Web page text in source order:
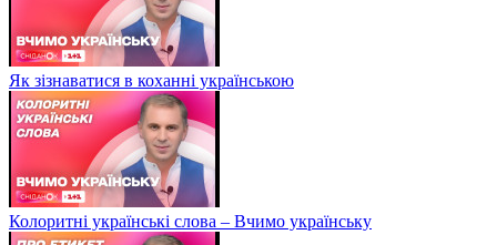
Як зізнаватися в коханні українською
Колоритні українські слова – Вчимо українську